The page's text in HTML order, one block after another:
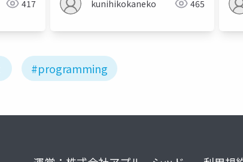
417 kunihikokaneko 465
#programming